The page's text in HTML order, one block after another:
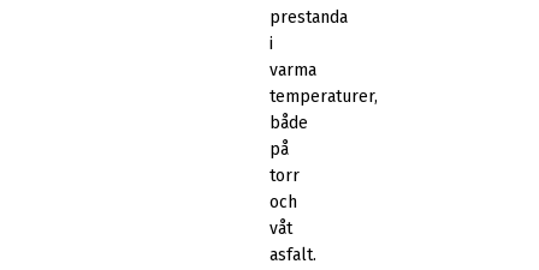
prestanda
i
varma
temperaturer,
både
på
torr
och
våt
asfalt.